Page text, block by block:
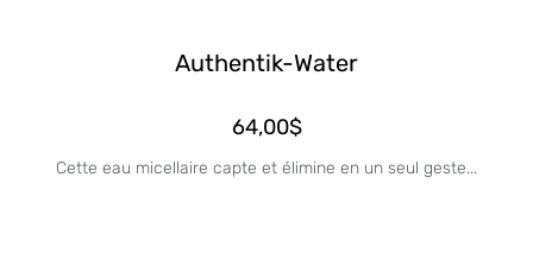
Authentik-Water
64,00$
Cette eau micellaire capte et élimine en un seul geste...